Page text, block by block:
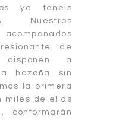
ya tenéis
Nuestros
de
disponen a
hazaña sin
la primera
miles de ellas